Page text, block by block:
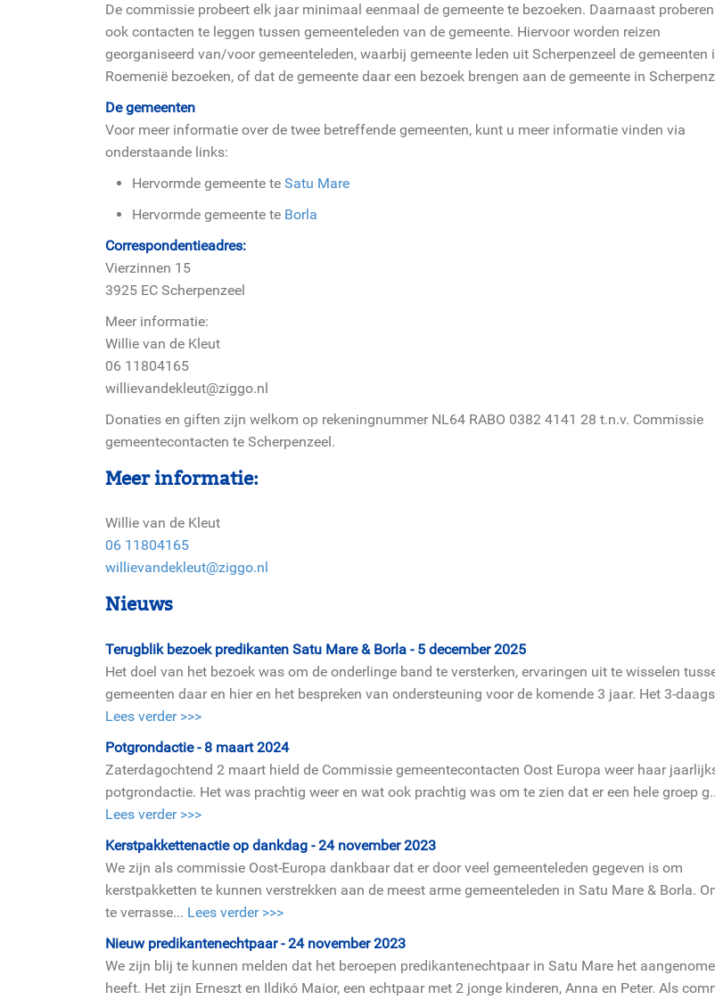
De commissie probeert elk jaar minimaal eenmaal de gemeente te bezoeken. Daarnaast
ook contacten te leggen tussen gemeenteleden van de gemeente. Hiervoor worden reizen
georganiseerd van/voor gemeenteleden, waarbij gemeente leden uit Scherpenzeel de gemeenten
Roemenië bezoeken, of dat de gemeente daar een bezoek brengen aan de gemeente in
De gemeenten
Voor meer informatie over de twee betreffende gemeenten, kunt u meer informatie vinden via
onderstaande links:
Hervormde gemeente te Satu Mare
Hervormde gemeente te Borla
Correspondentieadres:
Vierzinnen 15
3925 EC Scherpenzeel
Meer informatie:
Willie van de Kleut
06 11804165
willievandekleut@ziggo.nl
Donaties en giften zijn welkom op rekeningnummer NL64 RABO 0382 4141 28 t.n.v. Commissie
gemeentecontacten te Scherpenzeel.
Meer informatie:
Willie van de Kleut
06 11804165
willievandekleut@ziggo.nl
Nieuws
Terugblik bezoek predikanten Satu Mare & Borla - 5 december 2025
Het doel van het bezoek was om de onderlinge band te versterken, ervaringen uit te wisselen
gemeenten daar en hier en het bespreken van ondersteuning voor de komende 3 jaar. Het 3-
Lees verder >>>
Potgrondactie - 8 maart 2024
Zaterdag­ochtend 2 maart hield de Commissie gemeentecontacten Oost Europa weer haar
potgrondactie. Het was prachtig weer en wat ook prachtig was om te zien dat er een hele groep
Lees verder >>>
Kerstpakket­tenactie op dankdag - 24 november 2023
We zijn als commissie Oost-Europa dankbaar dat er door veel gemeenteleden gegeven is om
kerstpakketten te kunnen verstrekken aan de meest arme gemeenteleden in Satu Mare & Borla.
te verrasse... Lees verder >>>
Nieuw predikanten­echtpaar - 24 november 2023
We zijn blij te kunnen melden dat het beroepen predikantenechtpaar in Satu Mare het
heeft. Het zijn Erneszt en Ildikó Maior, een echtpaar met 2 jonge kinderen, Anna en Peter. Als